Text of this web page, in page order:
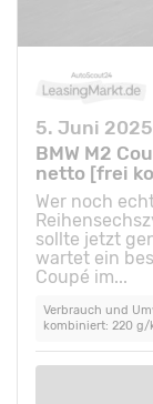
5. Juni 2025
BMW M2
netto [frei
Wer noch
sollte jetzt
wartet ein
Coupé im...
Verbrauch und
kombiniert: 220 g/